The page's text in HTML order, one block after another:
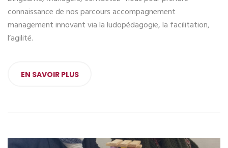
connaissance de nos parcours accompagnement
management innovant via la ludopédagogie, la facilitation,
l’agilité.
EN SAVOIR PLUS